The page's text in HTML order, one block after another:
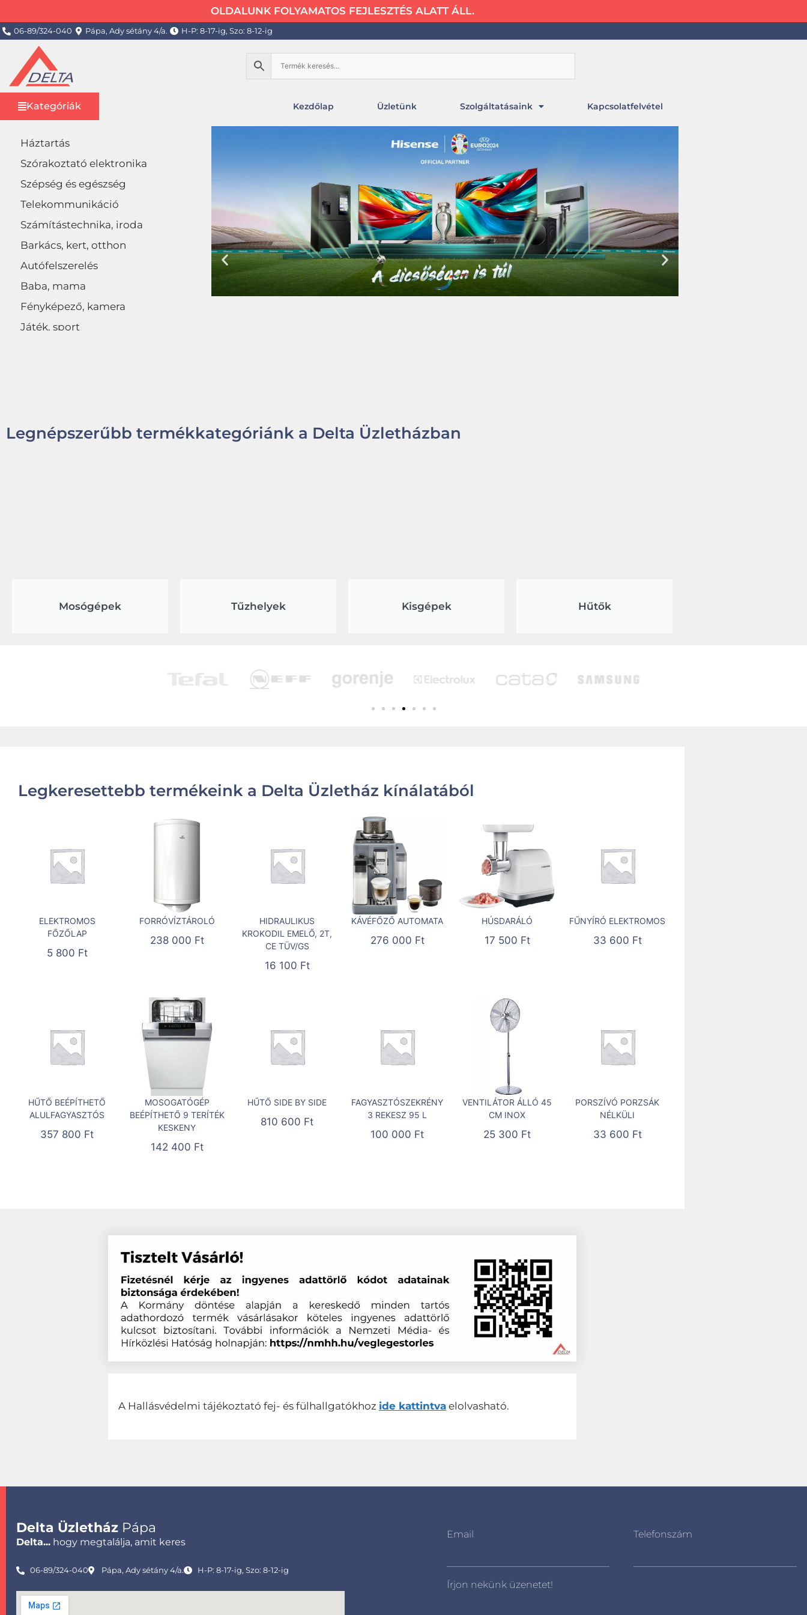
OLDALUNK FOLYAMATOS FEJLESZTÉS ALATT ÁLL.
06-89/324-040 Pápa, Ady sétány 4/a. H-P: 8-17-ig, Szo: 8-12-ig
Kategóriák Kezdőlap Üzletünk Szolgáltatásaink Kapcsolatfelvétel
Háztartás
Szórakoztató elektronika
Szépség és egészség
Telekommunikáció
Számítástechnika, iroda
Barkács, kert, otthon
Autófelszerelés
Baba, mama
Fényképező, kamera
Játék, sport
Legnépszerűbb termékkategóriánk a Delta Üzletházban
Mosógépek Tűzhelyek Kisgépek Hűtők
Legkeresettebb termékeink a Delta Üzletház kínálatából
ELEKTROMOS
FŐZŐLAP
5 800 Ft
FORRÓVÍZTÁROLÓ
238 000 Ft
HIDRAULIKUS
KROKODIL EMELŐ, 2T,
CE TÜV/GS
16 100 Ft
KÁVÉFŐZŐ AUTOMATA
276 000 Ft
HÚSDARÁLÓ
17 500 Ft
FŰNYÍRÓ ELEKTROMOS
33 600 Ft
HŰTŐ BEÉPÍTHETŐ
ALULFAGYASZTÓS
357 800 Ft
MOSOGATÓGÉP
BEÉPÍTHETŐ 9 TERÍTÉK
KESKENY
142 400 Ft
HŰTŐ SIDE BY SIDE
810 600 Ft
FAGYASZTÓSZEKRÉNY
3 REKESZ 95 L
100 000 Ft
VENTILÁTOR ÁLLÓ 45
CM INOX
25 300 Ft
PORSZÍVÓ PORZSÁK
NÉLKÜLI
33 600 Ft
A Hallásvédelmi tájékoztató fej- és fülhallgatókhoz ide kattintva elolvasható.
Delta Üzletház Pápa
Delta... hogy megtalálja, amit keres
06-89/324-040 Pápa, Ady sétány 4/a. H-P: 8-17-ig, Szo: 8-12-ig
Email Telefonszám
Írjon nekünk üzenetet!